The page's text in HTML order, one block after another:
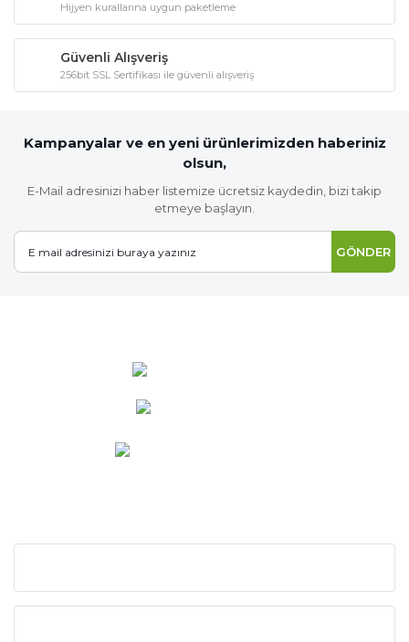
Hijyen kurallarına uygun paketleme
Güvenli Alışveriş
256bit SSL Sertifikası ile güvenli alışveriş
Kampanyalar ve en yeni ürünlerimizden haberiniz
olsun,
E-Mail adresinizi haber listemize ücretsiz kaydedin, bizi takip
etmeye başlayın.
GÖNDER